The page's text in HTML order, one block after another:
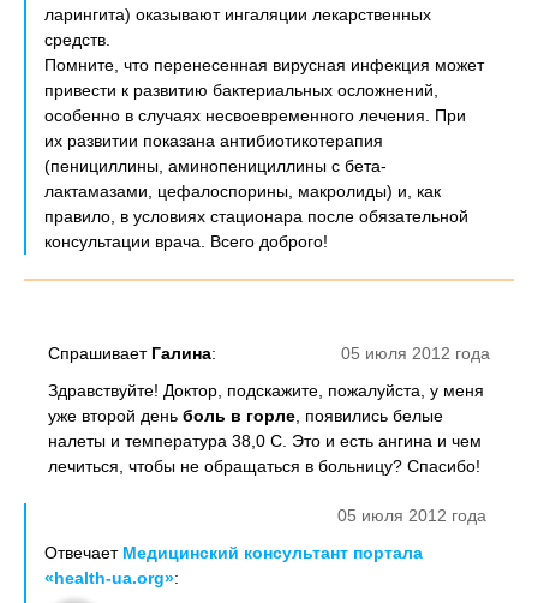
ларингита) оказывают ингаляции лекарственных
средств.
Помните, что перенесенная вирусная инфекция может
привести к развитию бактериальных осложнений,
особенно в случаях несвоевременного лечения. При
их развитии показана антибиотикотерапия
(пенициллины, аминопенициллины с бета-
лактамазами, цефалоспорины, макролиды) и, как
правило, в условиях стационара после обязательной
консультации врача. Всего доброго!
05 июля 2012 года
Спрашивает Галина:
Здравствуйте! Доктор, подскажите, пожалуйста, у меня
уже второй день боль в горле , появились белые
налеты и температура 38,0 С. Это и есть ангина и чем
лечиться, чтобы не обращаться в больницу? Спасибо!
05 июля 2012 года
Отвечает Медицинский консультант портала
«health-ua.org»: